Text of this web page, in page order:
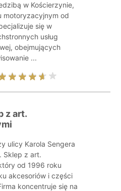
w Kościerzynie,
motoryzacyjnym od
się w
usług
obejmujących
...
z art.
ulicy Karola Sengera
Sklep z art.
od 1996 roku
akcesoriów i części
koncentruje się na